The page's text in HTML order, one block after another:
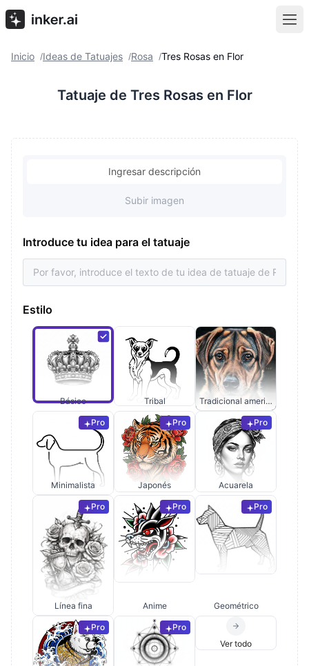
Inicio /Ideas de Tatuajes /Rosa /Tres Rosas en Flor
Tatuaje de Tres Rosas en Flor
Ingresar descripción
Subir imagen
Introduce tu idea para el tatuaje
Estilo
Básico Tribal Tradicional americano
Pro
Minimalista
Pro
Japonés
Pro
Acuarela
Pro
Línea fina
Pro
Anime
Pro
Geométrico
Pro Pro
Ver todo